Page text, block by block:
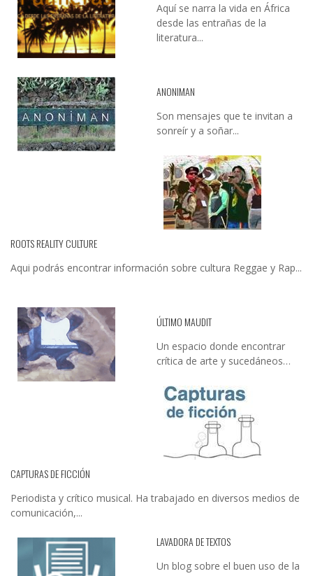
Aquí se narra la vida en África
desde las entrañas de la
literatura...
ANONIMAN
Son mensajes que te invitan a
sonreír y a soñar...
ROOTS REALITY CULTURE
Aqui podrás encontrar información sobre cultura Reggae y Rap...
ÚLTIMO MAUDIT
Un espacio donde encontrar
crítica de arte y sucedáneos…
CAPTURAS DE FICCIÓN
Periodista y crítico musical. Ha trabajado en diversos medios de
comunicación,...
LAVADORA DE TEXTOS
Un blog sobre el buen uso de la